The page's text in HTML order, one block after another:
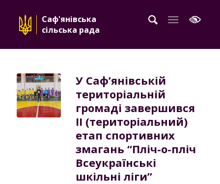
Саф'янівська
сільська рада
У Саф’янівській
територіальній
громаді завершився
ІІ (територіальний)
етап спортивних
змагань “Пліч-о-пліч
Всеукраїнські
шкільні ліги”